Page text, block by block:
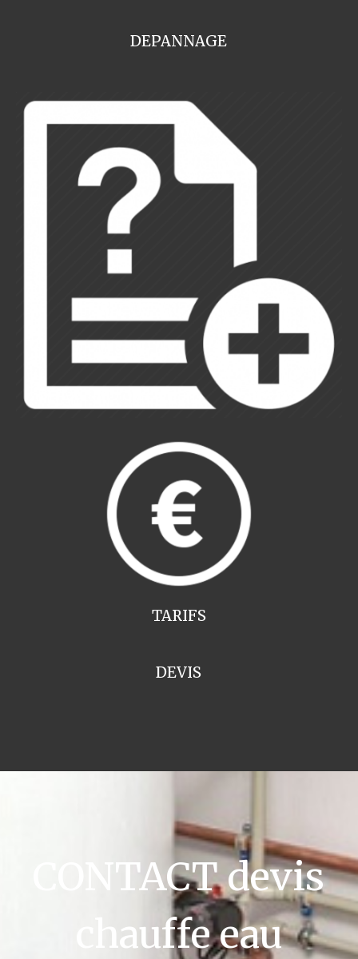
DEPANNAGE
TARIFS
DEVIS
CONTACT devis
chauffe eau